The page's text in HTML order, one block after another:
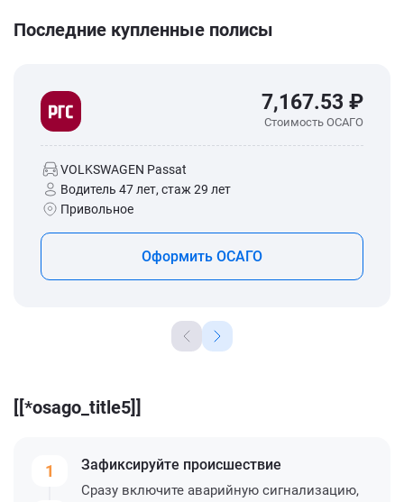
Последние купленные полисы
7,167.53 ₽
Стоимость ОСАГО
VOLKSWAGEN Passat
Водитель 47 лет, стаж 29 лет
Привольное
Оформить ОСАГО
[[*osago_title5]]
1 Зафиксируйте происшествие
Сразу включите аварийную сигнализацию,